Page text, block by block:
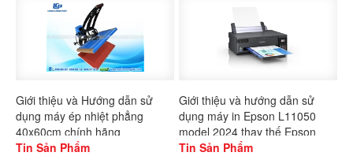
Giới thiệu và Hướng dẫn sử
dụng máy ép nhiệt phẳng
40x60cm chính hãng
Gaoshang
Tin Sản Phẩm
Giới thiệu và hướng dẫn sử
dụng máy in Epson L11050
model 2024 thay thế Epson
L1300
Tin Sản Phẩm